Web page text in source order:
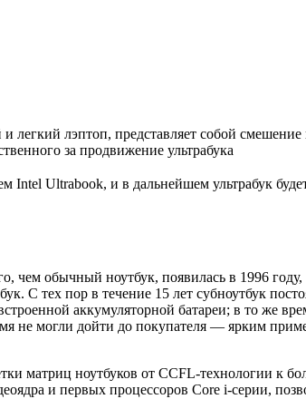
легкий лэптоп, представляет собой
за продвижение ультрабука
Ultrabook, и в дальнейшем ультрабук
обычный ноутбук, появилась в 1996
С тех пор в течение 15 лет субноутбук
аккумуляторной батареи; в то же
не могли дойти до покупателя — ярким
матриц ноутбуков от CCFL-технологии к
и первых процессоров Core i-серии,